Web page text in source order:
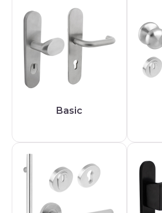
Basic